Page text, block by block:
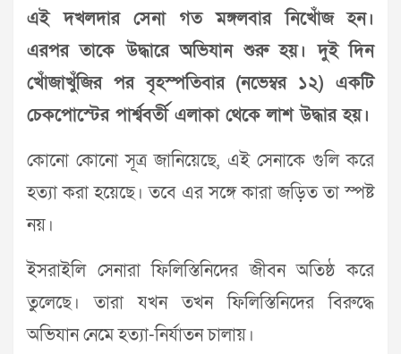
এই দখলদার সেনা গত মঙ্গলবার নিখোঁজ হন।
এরপর তাকে উদ্ধারে অভিযান শুরু হয়। দুই দিন
খোঁজাখুঁজির পর বৃহস্পতিবার (নভেম্বর ১২) একটি
চেকপোস্টের পার্শ্ববর্তী এলাকা থেকে লাশ উদ্ধার হয়।
কোনো কোনো সূত্র জানিয়েছে, এই সেনাকে গুলি করে
হত্যা করা হয়েছে। তবে এর সঙ্গে কারা জড়িত তা স্পষ্ট
নয়।
ইসরাইলি সেনারা ফিলিস্তিনিদের জীবন অতিষ্ঠ করে
তুলেছে। তারা যখন তখন ফিলিস্তিনিদের বিরুদ্ধে
অভিযান নেমে হত্যা-নির্যাতন চালায়।